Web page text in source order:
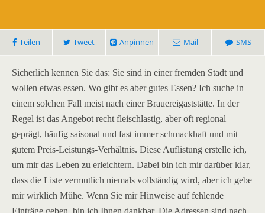
Teilen Tweet Anpinnen Mail SMS
Sicherlich kennen Sie das: Sie sind in einer fremden Stadt und
wollen etwas essen. Wo gibt es aber gutes Essen? Ich suche in
einem solchen Fall meist nach einer Brauereigaststätte. In der
Regel ist das Angebot recht fleischlastig, aber oft regional
geprägt, häufig saisonal und fast immer schmackhaft und mit
gutem Preis-Leistungs-Verhältnis. Diese Auflistung erstelle ich,
um mir das Leben zu erleichtern. Dabei bin ich mir darüber klar,
dass die Liste vermutlich niemals vollständig wird, aber ich gebe
mir wirklich Mühe. Wenn Sie mir Hinweise auf fehlende
Einträge geben, bin ich Ihnen dankbar. Die Adressen sind nach